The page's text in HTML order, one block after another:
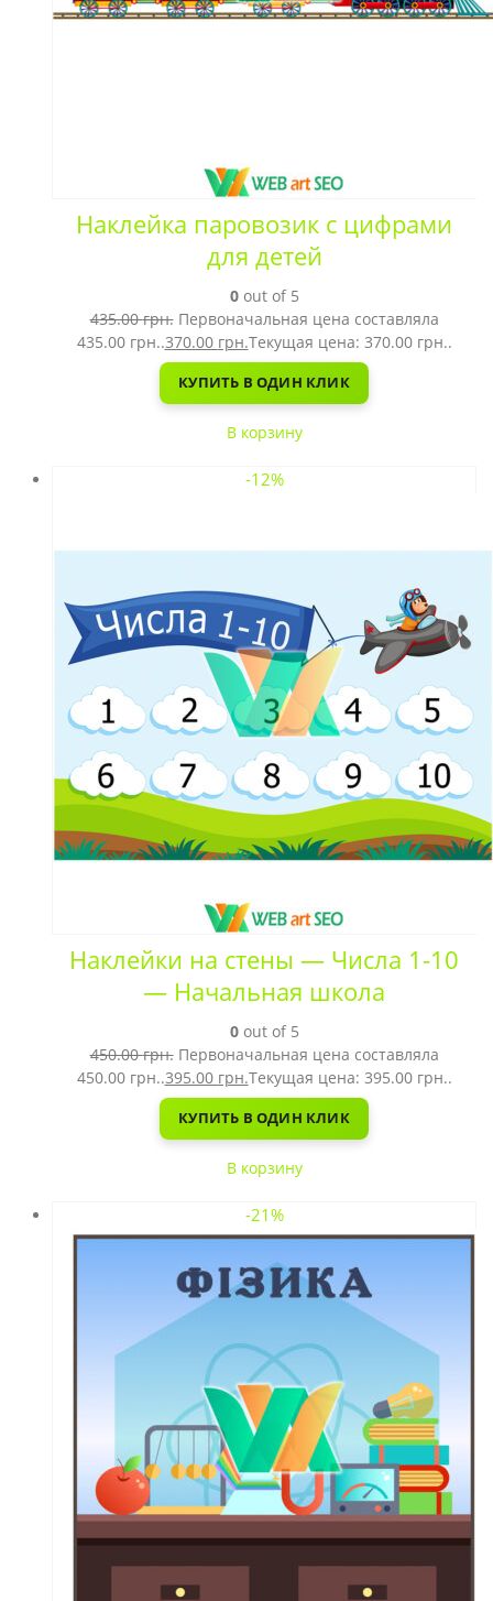
Наклейка паровозик с цифрами
для детей
0out of 5
435.00грн. Первоначальная цена составляла
435.00 грн..370.00 грн.Текущая цена: 370.00 грн..
КУПИТЬ В ОДИН КЛИК
В корзину
-12%
Наклейки на стены — Числа 1-10
— Начальная школа
0out of 5
450.00грн. Первоначальная цена составляла
450.00 грн..395.00 грн.Текущая цена: 395.00 грн..
КУПИТЬ В ОДИН КЛИК
В корзину
-21%